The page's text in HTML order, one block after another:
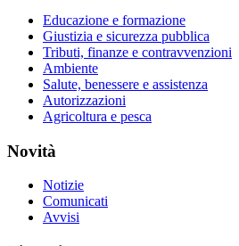
Educazione e formazione
Giustizia e sicurezza pubblica
Tributi, finanze e contravvenzioni
Ambiente
Salute, benessere e assistenza
Autorizzazioni
Agricoltura e pesca
Novità
Notizie
Comunicati
Avvisi